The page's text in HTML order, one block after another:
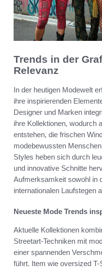
Trends in der
Relevanz
In der heutigen Modewelt
ihre inspirierenden
Designer und Marken
ihre Kollektionen, wodurch
entstehen, die frischen
modebewussten
Styles heben sich durch
und innovative Schnitte
Aufmerksamkeit sowohl in
internationalen Laufstegen
Neueste Mode Trends
Aktuelle Kollektionen
Streetart-Techniken mit
einer spannenden
führt. Item wie oversized